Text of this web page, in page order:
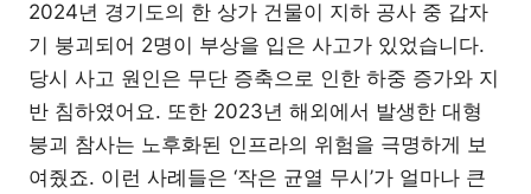
2024년 경기도의 한 상가 건물이 지하 공사 중 갑자
기 붕괴되어 2명이 부상을 입은 사고가 있었습니다.
당시 사고 원인은 무단 증축으로 인한 하중 증가와 지
반 침하였어요. 또한 2023년 해외에서 발생한 대형
붕괴 참사는 노후화된 인프라의 위험을 극명하게 보
여줬죠. 이런 사례들은 ‘작은 균열 무시’가 얼마나 큰